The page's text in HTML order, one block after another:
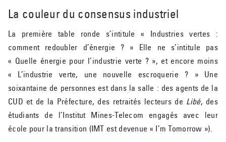
La couleur du consensus industriel
La première table ronde s’intitule « Industries vertes :
comment redoubler d’énergie ? » Elle ne s’intitule pas
« Quelle énergie pour l’industrie verte ? », et encore moins
« L’industrie verte, une nouvelle escroquerie ? » Une
soixantaine de personnes est dans la salle : des agents de la
CUD et de la Préfecture, des retraités lecteurs de Libé, des
étudiants de l’Institut Mines-Telecom engagés avec leur
école pour la transition (IMT est devenue « I’m Tomorrow »).